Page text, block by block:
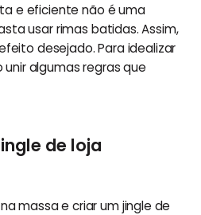
e eficiente não é uma
usar rimas batidas. Assim,
desejado. Para idealizar
algumas regras que
de loja
massa e criar um jingle de